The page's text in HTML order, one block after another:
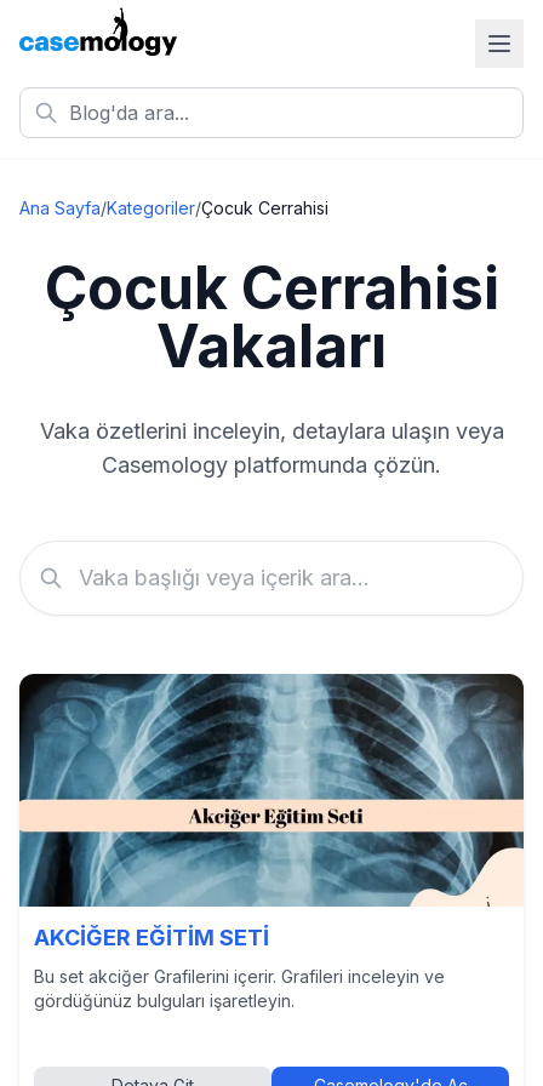
Ana Sayfa/Kategoriler/Çocuk Cerrahisi
Çocuk Cerrahisi
Vakaları
Vaka özetlerini inceleyin, detaylara ulaşın veya
Casemology platformunda çözün.
AKCİĞER EĞİTİM SETİ
Bu set akciğer Grafilerini içerir. Grafileri inceleyin ve
gördüğünüz bulguları işaretleyin.